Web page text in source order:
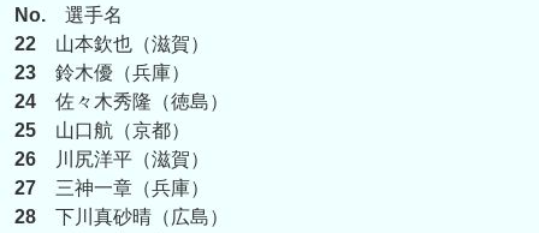
No. 選手名
22 山本欽也（滋賀）
23 鈴木優（兵庫）
24 佐々木秀隆（徳島）
25 山口航（京都）
26 川尻洋平（滋賀）
27 三神一章（兵庫）
28 下川真砂晴（広島）